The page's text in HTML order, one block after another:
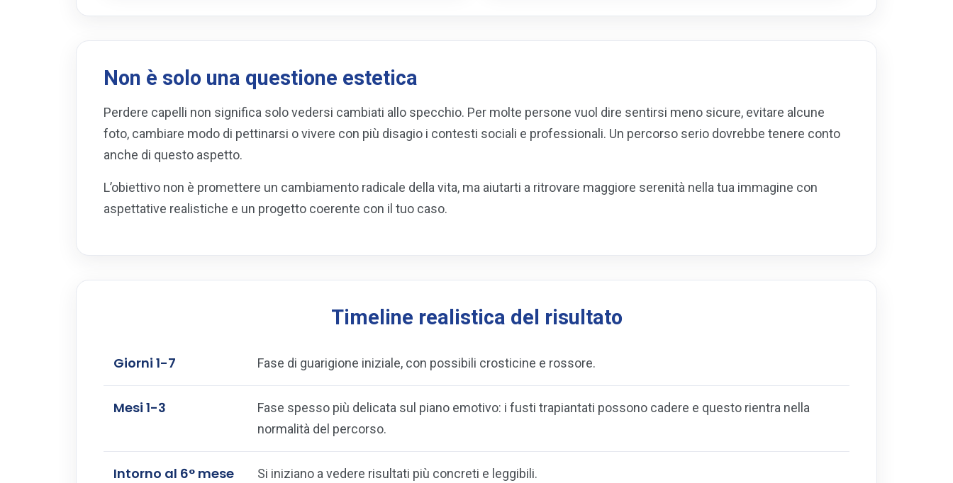
Non è solo una questione estetica
Perdere capelli non significa solo vedersi cambiati allo specchio. Per molte persone vuol dire sentirsi meno sicure, evitare alcune
foto, cambiare modo di pettinarsi o vivere con più disagio i contesti sociali e professionali. Un percorso serio dovrebbe tenere conto
anche di questo aspetto.
L’obiettivo non è promettere un cambiamento radicale della vita, ma aiutarti a ritrovare maggiore serenità nella tua immagine con
aspettative realistiche e un progetto coerente con il tuo caso.
Timeline realistica del risultato
Giorni 1-7 Fase di guarigione iniziale, con possibili crosticine e rossore.
Mesi 1-3
Fase spesso più delicata sul piano emotivo: i fusti trapiantati possono cadere e questo rientra nella
normalità del percorso.
Intorno al 6° mese Si iniziano a vedere risultati più concreti e leggibili.